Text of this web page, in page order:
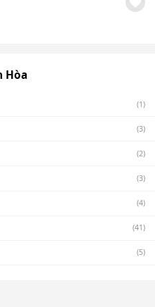
Hòa
(1)
(3)
(2)
(3)
(4)
(41)
(5)